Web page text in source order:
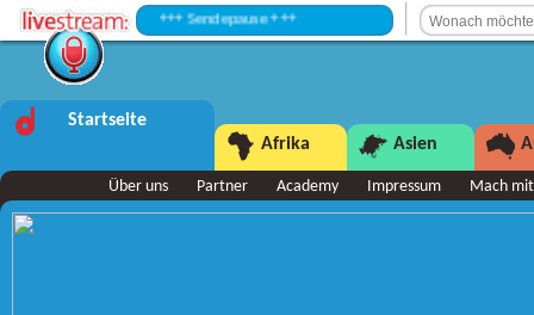
+++ Sendepause +++
Startseite
Afrika
Asien
Über uns Partner Academy Impressum Mach mit